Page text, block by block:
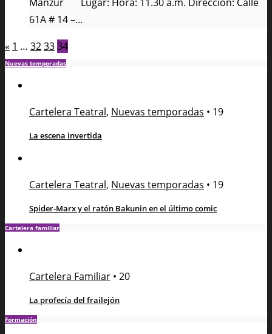
61A # 14 –...
« 1 … 323334
Nuevas temporadas
Cartelera Teatral, Nuevas temporadas • 19
La escena invertida
Cartelera Teatral, Nuevas temporadas • 19
Spider-Marx y el ratón Bakunin en el último comic
Cartelera familiar
Cartelera Familiar • 20
La profecía del frailejón
Formación